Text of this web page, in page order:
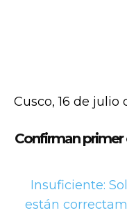
Cusco, 16 de julio
Confirman primer
Insuficiente:
están